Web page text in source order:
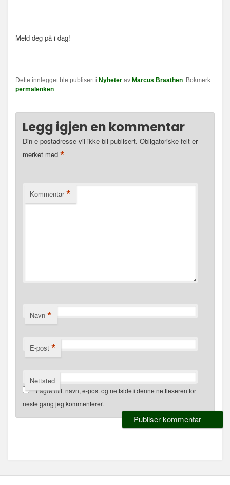
Meld deg på i dag!
Dette innlegget ble publisert i Nyheter av Marcus Braathen. Bokmerk
permalenken.
Legg igjen en kommentar
Din e-postadresse vil ikke bli publisert. Obligatoriske felt er
merket med *
Kommentar *
Navn *
E-post *
Nettsted
Lagre mitt navn, e-post og nettside i denne nettleseren for
neste gang jeg kommenterer.
Alternative: